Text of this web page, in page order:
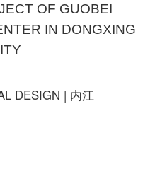
OF GUOBEI
IN DONGXING
DESIGN | 内江